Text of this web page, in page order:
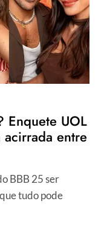
Enquete UOL
acirrada entre
BBB 25 ser
tudo pode